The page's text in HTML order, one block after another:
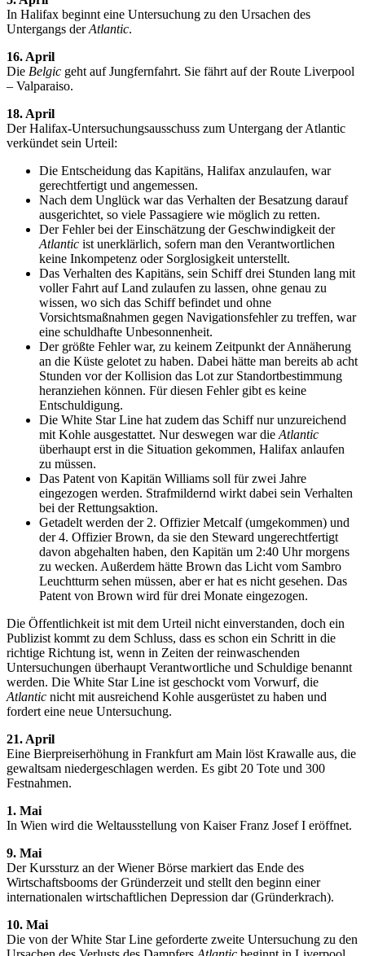
In Halifax beginnt eine Untersuchung zu den Ursachen des
Untergangs derAtlantic.
16. April
Die Belgic geht auf Jungfernfahrt. Sie fährt auf der Route Liverpool
– Valparaiso.
18. April
Der Halifax-Untersuchungsausschuss zum Untergang der Atlantic
verkündet sein Urteil:
Die Entscheidung das Kapitäns, Halifax anzulaufen, war
gerechtfertigt und angemessen.
Nach dem Unglück war das Verhalten der Besatzung darauf
ausgerichtet, so viele Passagiere wie möglich zu retten.
Der Fehler bei der Einschätzung der Geschwindigkeit der
Atlantic ist unerklärlich, sofern man den Verantwortlichen
keine Inkompetenz oder Sorglosigkeit unterstellt.
Das Verhalten des Kapitäns, sein Schiff drei Stunden lang mit
voller Fahrt auf Land zulaufen zu lassen, ohne genau zu
wissen, wo sich das Schiff befindet und ohne
Vorsichtsmaßnahmen gegen Navigationsfehler zu treffen, war
eine schuldhafte Unbesonnenheit.
Der größte Fehler war, zu keinem Zeitpunkt der Annäherung
an die Küste gelotet zu haben. Dabei hätte man bereits ab acht
Stunden vor der Kollision das Lot zur Standortbestimmung
heranziehen können. Für diesen Fehler gibt es keine
Entschuldigung.
Die White Star Line hat zudem das Schiff nur unzureichend
mit Kohle ausgestattet. Nur deswegen war die Atlantic
überhaupt erst in die Situation gekommen, Halifax anlaufen
zu müssen.
Das Patent von Kapitän Williams soll für zwei Jahre
eingezogen werden. Strafmildernd wirkt dabei sein Verhalten
bei der Rettungsaktion.
Getadelt werden der 2. Offizier Metcalf (umgekommen) und
der 4. Offizier Brown, da sie den Steward ungerechtfertigt
davon abgehalten haben, den Kapitän um 2:40 Uhr morgens
zu wecken. Außerdem hätte Brown das Licht vom Sambro
Leuchtturm sehen müssen, aber er hat es nicht gesehen. Das
Patent von Brown wird für drei Monate eingezogen.
Die Öffentlichkeit ist mit dem Urteil nicht einverstanden, doch ein
Publizist kommt zu dem Schluss, dass es schon ein Schritt in die
richtige Richtung ist, wenn in Zeiten der reinwaschenden
Untersuchungen überhaupt Verantwortliche und Schuldige benannt
werden. Die White Star Line ist geschockt vom Vorwurf, die
Atlantic nicht mit ausreichend Kohle ausgerüstet zu haben und
fordert eine neue Untersuchung.
21. April
Eine Bierpreiserhöhung in Frankfurt am Main löst Krawalle aus, die
gewaltsam niedergeschlagen werden. Es gibt 20 Tote und 300
Festnahmen.
1. Mai
In Wien wird die Weltausstellung von Kaiser Franz Josef I eröffnet.
9. Mai
Der Kurssturz an der Wiener Börse markiert das Ende des
Wirtschaftsbooms der Gründerzeit und stellt den beginn einer
internationalen wirtschaftlichen Depression dar (Gründerkrach).
10. Mai
Die von der White Star Line geforderte zweite Untersuchung zu den